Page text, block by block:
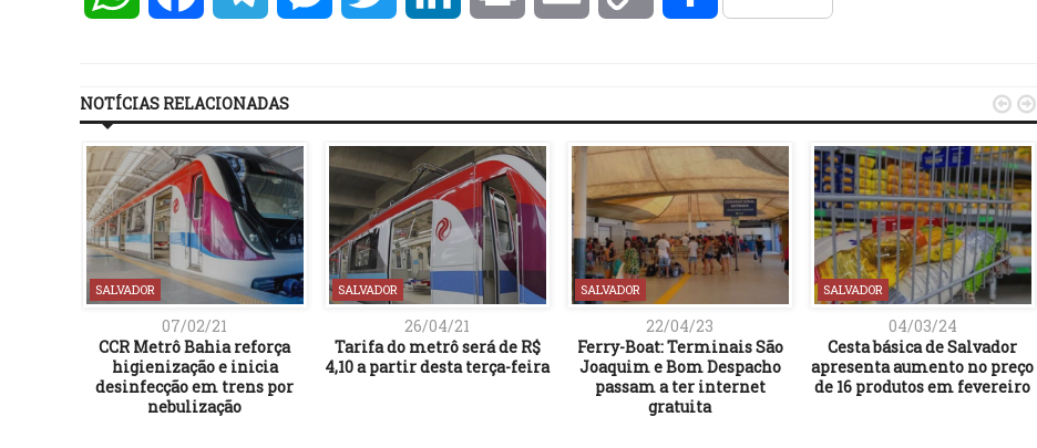
NOTÍCIAS RELACIONADAS
SALVADOR
07/02/21
CCR Metrô Bahia reforça
higienização e inicia
desinfecção em trens por
nebulização
SALVADOR
26/04/21
Tarifa do metrô será de R$
4,10 a partir desta terça-feira
SALVADOR
22/04/23
Ferry-Boat: Terminais São
Joaquim e Bom Despacho
passam a ter internet
gratuita
SALVADOR
04/03/24
Cesta básica de Salvador
apresenta aumento no preço
de 16 produtos em fevereiro
 